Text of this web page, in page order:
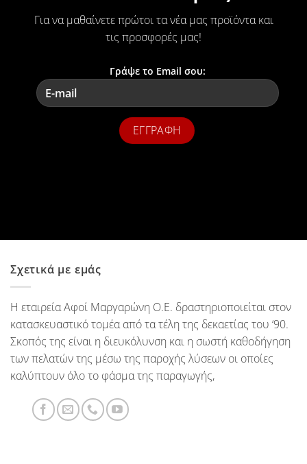
Για να μαθαίνετε πρώτοι τα νέα μας προϊόντα και
τις προσφορές μας!
Γράψε το Email σου:
Σχετικά με εμάς
Η εταιρεία Αφοί Μαργαρώνη Ο.Ε. δραστηριοποιείται στον
κατασκευαστικό τομέα από τα τέλη της δεκαετίας του ‘90.
Σκοπός της είναι η διευκόλυνση και η σωστή καθοδήγηση
των πελατών της μέσω της παροχής λύσεων οι οποίες
καλύπτουν όλο το φάσμα της παραγωγής,